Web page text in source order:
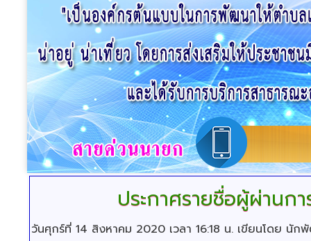
ประกาศรายชื่อผู้ผ่านก
วันศุกร์ที่ 14 สิงหาคม 2020 เวลา 16:18 น. เขียนโดย นัก